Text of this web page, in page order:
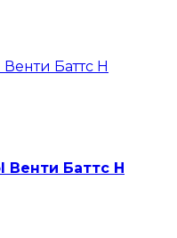
Венти Баттс Н